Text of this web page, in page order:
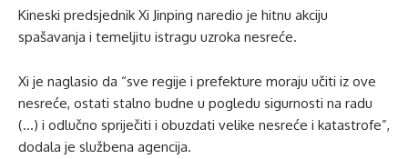
Kineski predsjednik Xi Jinping naredio je hitnu akciju
spašavanja i temeljitu istragu uzroka nesreće.
Xi je naglasio da “sve regije i prefekture moraju učiti iz ove
nesreće, ostati stalno budne u pogledu sigurnosti na radu
(…) i odlučno spriječiti i obuzdati velike nesreće i katastrofe”,
dodala je službena agencija.